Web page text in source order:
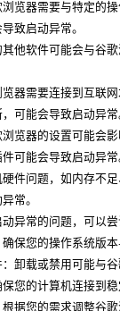
览器需要与特定的
致启动异常。
他软件可能会与谷
器需要连接到互联
可能会导致启动异常
览器的设置可能会影
可能会导致启动异常
件问题，如内存不
常。
异常的问题，可以尝
保您的操作系统版本
卸载或禁用可能与谷
您的计算机连接到稳
据您的需求调整谷歌